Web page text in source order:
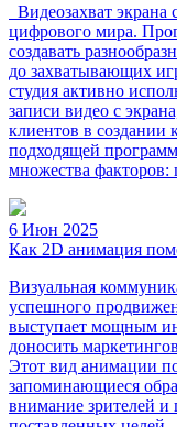
Видеозахват экрана
цифрового мира.
создавать
до захватывающих
студия активно
записи видео с
клиентов в создании
подходящей
множества
6 Июн 2025
Как 2D анимация
Визуальная
успешного
выступает мощным
доносить
Этот вид анимации
запоминающиеся
внимание зрителей и